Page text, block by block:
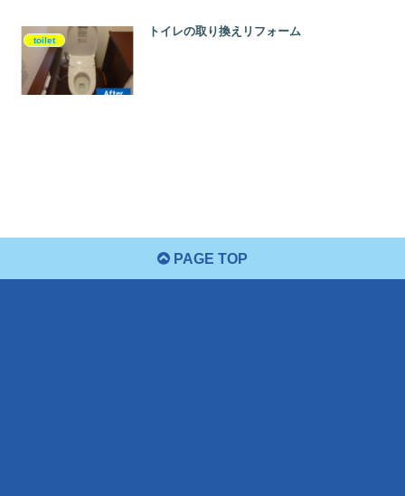
toilet
トイレの取り換えリフォーム
PAGE TOP